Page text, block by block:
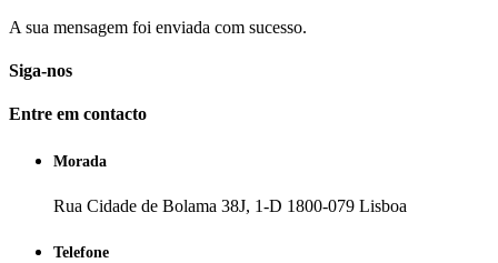
A sua mensagem foi enviada com sucesso.
Siga-nos
Entre em contacto
Morada
Rua Cidade de Bolama 38J, 1-D 1800-079 Lisboa
Telefone